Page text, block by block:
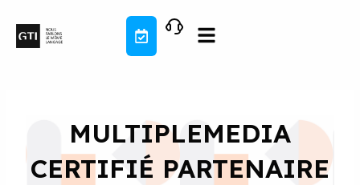
contenu
MULTIPLEMEDIA
CERTIFIÉ PARTENAIRE